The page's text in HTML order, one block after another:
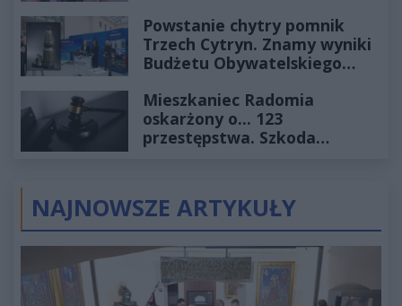
Powstanie chytry pomnik
Trzech Cytryn. Znamy wyniki
Budżetu Obywatelskiego
Mieszkaniec Radomia
oskarżony o... 123
przestępstwa. Szkoda
NAJNOWSZE ARTYKUŁY